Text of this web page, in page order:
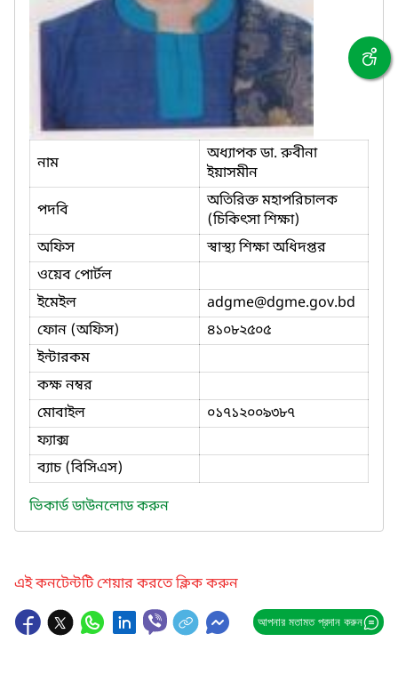
নাম
অধ্যাপক ডা. রুবীনা
ইয়াসমীন
পদবি
অতিরিক্ত মহাপরিচালক
(চিকিৎসা শিক্ষা)
অফিস
স্বাস্থ্য শিক্ষা অধিদপ্তর
ওয়েব পোর্টল
ইমেইল
adgme@dgme.gov.bd
ফোন (অফিস)
৪১০৮২৫০৫
ইন্টারকম
কক্ষ নম্বর
মোবাইল
০১৭১২০০৯৩৮৭
ফ্যাক্স
ব্যাচ (বিসিএস)
ভিকার্ড ডাউনলোড করুন
এই কনটেন্টটি শেয়ার করতে ক্লিক করুন
আপনার মতামত প্রদান করুন